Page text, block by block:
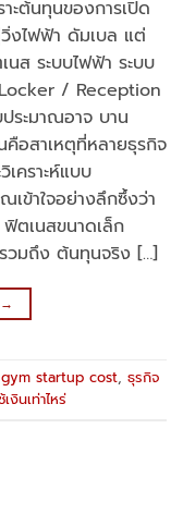
ะต้นทุนของการเปิด
งไฟฟ้า ดัมเบล แต่
ส ระบบไฟฟ้า ระบบ
/ Reception
ระมาณอาจ บาน
อสาเหตุที่หลายธุรกิจ
คราะห์แบบ
ข้าใจอย่างลึกซึ้งว่า
ตเนสขนาดเล็ก
วมถึง ต้นทุนจริง […]
→
gym startup cost, ธุรกิจ
งินเท่าไหร่